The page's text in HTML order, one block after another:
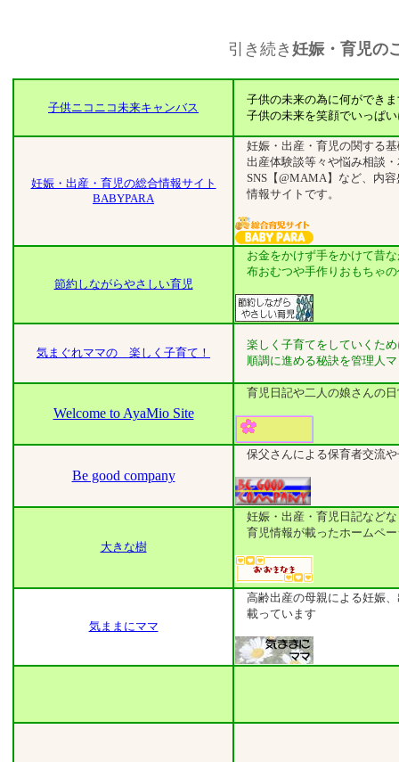
引き続き 妊娠・育児の
子供ニコニコ未来キャンバス
子供の未来の為に何ができ
子供の未来を笑顔でいっぱ
妊娠・出産・育児の総合情報サイト
BABYPARA
妊娠・出産・育児の関する
出産体験談等々や悩み相談
SNS【@MAMA】など、内
情報サイトです。
節約しながらやさしい育児
お金をかけず手をかけて昔
布おむつや手作りおもちゃ
気まぐれママの 楽しく子育て！
楽しく子育てをしていくた
順調に進める秘訣を管理人
Welcome to AyaMio Site
育児日記や二人の娘さんの
Be good company
保父さんによる保育者交流
大きな樹
妊娠・出産・育児日記など
育児情報が載ったホームペー
気ままにママ
高齢出産の母親による妊娠
載っています